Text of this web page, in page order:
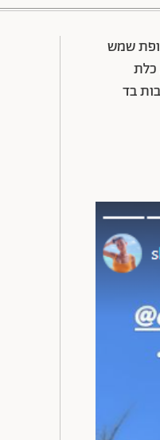
שטופת שמש
כלת
בד